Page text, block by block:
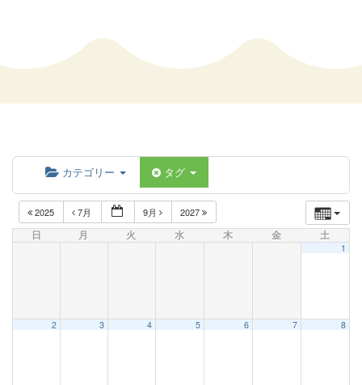
カテゴリー タグ
2025 7月 9月 2027
日 月 火 水 木 金 土
1
2 3 4 5 6 7 8